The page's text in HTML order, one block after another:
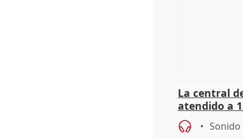
La central
atendido a
situación
de CalorSonido